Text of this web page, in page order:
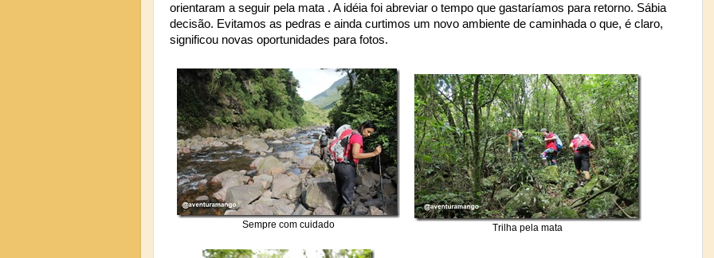
orientaram a seguir pela mata . A idéia foi abreviar o tempo que gastaríamos para retorno. Sábia
decisão. Evitamos as pedras e ainda curtimos um novo ambiente de caminhada o que, é claro,
significou novas oportunidades para fotos.
Sempre com cuidado Trilha pela mata